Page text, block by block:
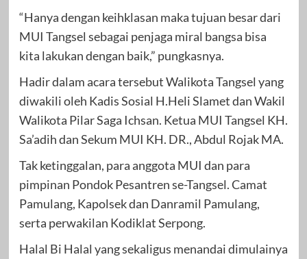
“Hanya dengan keihklasan maka tujuan besar dari
MUI Tangsel sebagai penjaga miral bangsa bisa
kita lakukan dengan baik,” pungkasnya.
Hadir dalam acara tersebut Walikota Tangsel yang
diwakili oleh Kadis Sosial H.Heli Slamet dan Wakil
Walikota Pilar Saga Ichsan. Ketua MUI Tangsel KH.
Sa’adih dan Sekum MUI KH. DR., Abdul Rojak MA.
Tak ketinggalan, para anggota MUI dan para
pimpinan Pondok Pesantren se-Tangsel. Camat
Pamulang, Kapolsek dan Danramil Pamulang,
serta perwakilan Kodiklat Serpong.
Halal Bi Halal yang sekaligus menandai dimulainya